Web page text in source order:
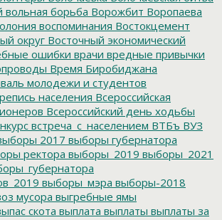
вольная борьба Ворожбит Воропаева
воспоминания Востокцемент
округ Восточный экономический
ошибки врачи вредные привычки
Время Биробиджана
молодежи и студентов
населения Всероссийская
Всероссийский день ходьбы
встреча_с_населением ВТБъ ВУЗ
2017 выборы губернатора
ректора выборы_2019 выборы_2021
выборы_мэра выборы-2018
мусора выгребные ямы
скота выплата выплаты выплаты за